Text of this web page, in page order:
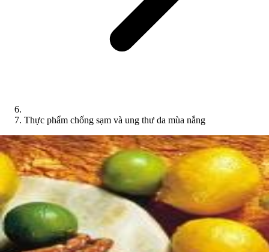
Thực phẩm chống sạm và ung thư da mùa nắng